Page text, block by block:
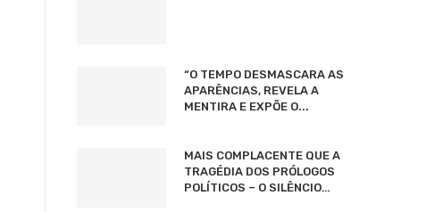
“O TEMPO DESMASCARA AS
APARÊNCIAS, REVELA A
MENTIRA E EXPÕE O...
MAIS COMPLACENTE QUE A
TRAGÉDIA DOS PRÓLOGOS
POLÍTICOS – O SILÊNCIO…